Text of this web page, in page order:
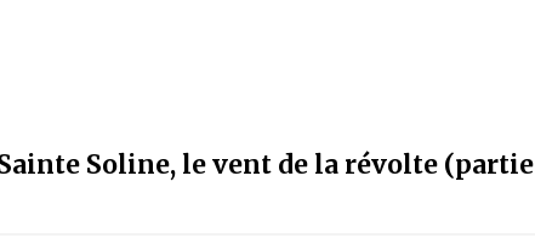
Soline, le vent de la révolte (partie